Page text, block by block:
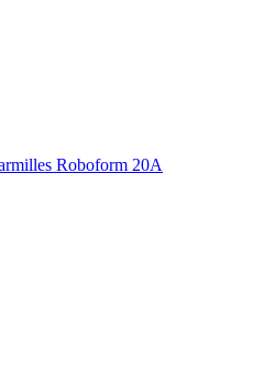
Roboform 20A